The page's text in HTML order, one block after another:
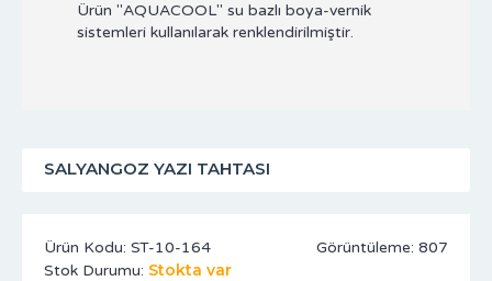
Ürün "AQUACOOL" su bazlı boya-vernik
sistemleri kullanılarak renklendirilmiştir.
SALYANGOZ YAZI TAHTASI
Görüntüleme: 807
Ürün Kodu: ST-10-164
Stok Durumu: Stokta var